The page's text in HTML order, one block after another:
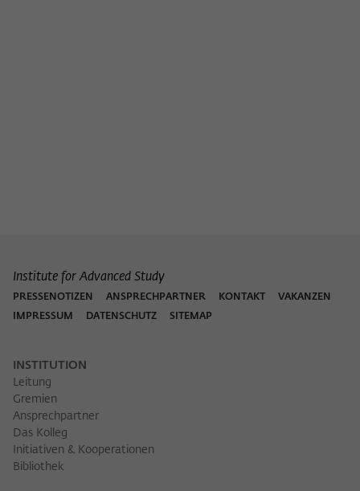
Institute for Advanced Study
PRESSENOTIZEN ANSPRECHPARTNER KONTAKT
VAKANZEN
IMPRESSUM
DATENSCHUTZ SITEMAP
INSTITUTION
Leitung
Gremien
Ansprechpartner
Das Kolleg
Initiativen & Kooperationen
Bibliothek